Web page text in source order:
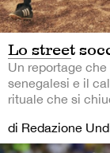
Lo street
Un reportage
senegalesi e il
rituale che si
di Redazione